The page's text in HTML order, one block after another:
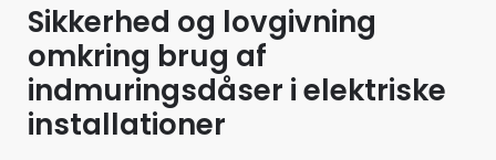
Sikkerhed og lovgivning
omkring brug af
indmuringsdåser i elektriske
installationer